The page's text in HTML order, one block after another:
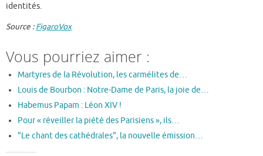
identités.
Source :FigaroVox
Vous pourriez aimer :
Martyres de la Révolution, les carmélites de…
Louis de Bourbon : Notre-Dame de Paris, la joie de…
Habemus Papam : Léon XIV !
Pour « réveiller la piété des Parisiens », ils…
"Le chant des cathédrales", la nouvelle émission…